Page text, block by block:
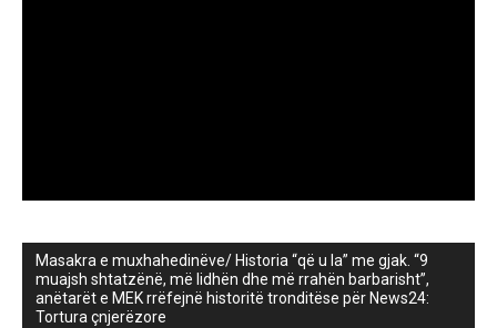
Masakra e muxhahedinëve/ Historia “që u la” me gjak. “9
muajsh shtatzënë, më lidhën dhe më rrahën barbarisht”,
anëtarët e MEK rrëfejnë historitë tronditëse për News24:
Tortura çnjerëzore